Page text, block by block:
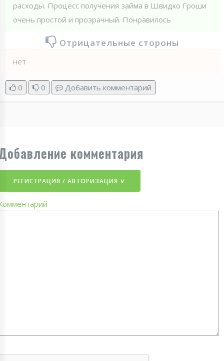
расходы. Процесс получения займа в Швидко Гроши
очень простой и прозрачный. Понравилось
Отрицательные стороны
нет
0 0 Добавить комментарий
комментария
РЕГИСТРАЦИЯ / АВТОРИЗАЦИЯ ∨